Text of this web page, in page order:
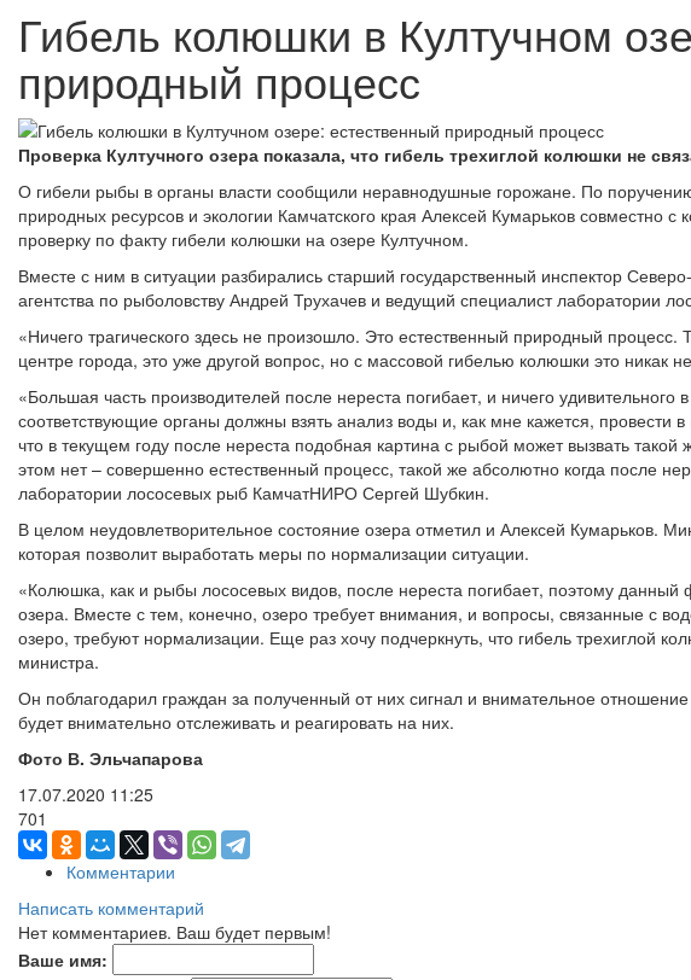
Гибель колюшки в Култучном
природный процесс
Проверка Култучного озера показала, что гибель трехиглой колюшки не
О гибели рыбы в органы власти сообщили неравнодушные горожане. По
природных ресурсов и экологии Камчатского края Алексей Кумарьков совместно
проверку по факту гибели колюшки на озере Култучном.
Вместе с ним в ситуации разбирались старший государственный инспектор
агентства по рыболовству Андрей Трухачев и ведущий специалист лаборатории
«Ничего трагического здесь не произошло. Это естественный природный
центре города, это уже другой вопрос, но с массовой гибелью колюшки это никак
«Большая часть производителей после нереста погибает, и ничего
соответствующие органы должны взять анализ воды и, как мне кажется,
что в текущем году после нереста подобная картина с рыбой может вызвать
этом нет – совершенно естественный процесс, такой же абсолютно когда после
лаборатории лососевых рыб КамчатНИРО Сергей Шубкин.
В целом неудовлетворительное состояние озера отметил и Алексей Кумарьков.
которая позволит выработать меры по нормализации ситуации.
«Колюшка, как и рыбы лососевых видов, после нереста погибает, поэтому
озера. Вместе с тем, конечно, озеро требует внимания, и вопросы, связанные с
озеро, требуют нормализации. Еще раз хочу подчеркнуть, что гибель трехиглой
министра.
Он поблагодарил граждан за полученный от них сигнал и внимательное
будет внимательно отслеживать и реагировать на них.
Фото В. Эльчапарова
17.07.2020 11:25
701
Комментарии
Написать комментарий
Нет комментариев. Ваш будет первым!
Ваше имя: